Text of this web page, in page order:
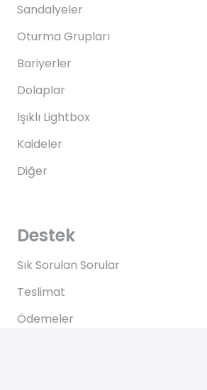
Sandalyeler
Oturma Grupları
Bariyerler
Dolaplar
Işıklı Lightbox
Kaideler
Diğer
Destek
Sık Sorulan Sorular
Teslimat
Ödemeler